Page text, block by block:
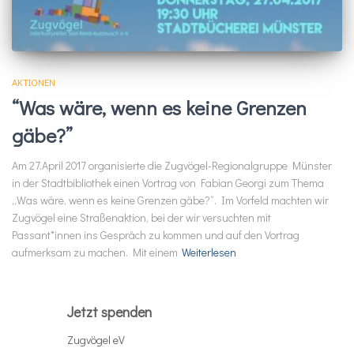
AKTIONEN
“Was wäre, wenn es keine Grenzen
gäbe?”
Am 27.April 2017 organisierte die Zugvögel-Regionalgruppe Münster
in der Stadtbibliothek einen Vortrag von Fabian Georgi zum Thema
„Was wäre, wenn es keine Grenzen gäbe?“. Im Vorfeld machten wir
Zugvögel eine Straßenaktion, bei der wir versuchten mit
Passant*innen ins Gespräch zu kommen und auf den Vortrag
aufmerksam zu machen. Mit einem Weiterlesen
Jetzt spenden
Zugvögel eV